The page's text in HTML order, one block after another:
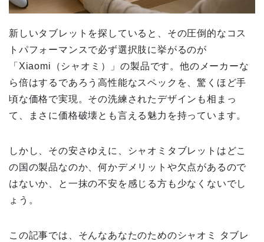
新しいタブレットを探していると、その圧倒的なコス
トパフォーマンスで必ず選択肢に挙がるのが
「Xiaomi（シャオミ）」の製品です。他のメーカーな
ら倍はするであろう高性能なスペックを、驚くほど手
頃な価格で実現。その洗練されたデザインも相まっ
て、まさに価格破壊とも言える魅力を持っています。
しかし、その安さゆえに、シャオミタブレットはどこ
の国の製品なのか、何かデメリットや欠点があるので
はないか、と一抹の不安を感じる方も少なくないでし
ょう。
この記事では、そんなあなたのためのシャオミ タブレ